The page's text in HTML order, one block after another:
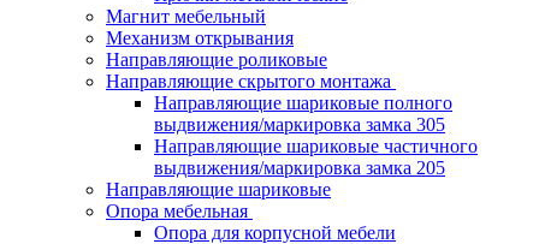
Магнит мебельный
Механизм открывания
Направляющие роликовые
Направляющие скрытого монтажа
Направляющие шариковые полного
выдвижения/маркировка замка 305
Направляющие шариковые частичного
выдвижения/маркировка замка 205
Направляющие шариковые
Опора мебельная
Опора для корпусной мебели